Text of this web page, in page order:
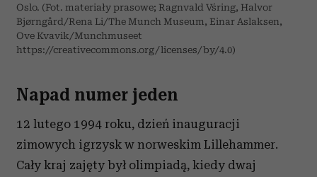
Oslo. (Fot. materiały prasowe; Ragnvald Vśring, Halvor
Bjørngård/Rena Li/The Munch Museum, Einar Aslaksen,
Ove Kvavik/Munchmuseet
https://creativecommons.org/licenses/by/4.0)
Napad numer jeden
12 lutego 1994 roku, dzień inauguracji
zimowych igrzysk w norweskim Lillehammer.
Cały kraj zajęty był olimpiadą, kiedy dwaj